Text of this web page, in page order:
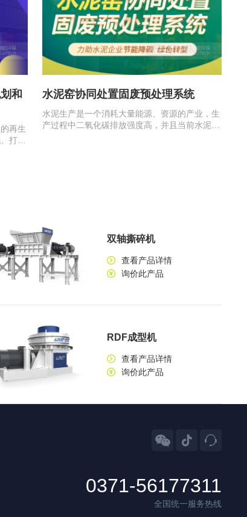
和
再生
打
水泥窑协同处置固废预处理系统
水泥生产是一个消耗大量能源、资源的产业，生
产过程中二氧化碳排放强度高，并且当前水泥行
双轴撕碎机
查看产品详情
询价此产品
RDF成型机
查看产品详情
询价此产品
  
0371-56177311
全国统一服务热线